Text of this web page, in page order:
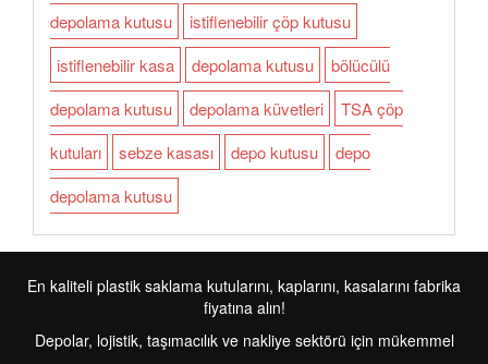
depolama kutusu
istiflenebilir çöp kutusu
istiflenebilir kasa
depolama kutusu
bölücülü
depolama kutusu
depolama küvetleri
TSA çöp
kutuları
sebze kasası depo kutusu
depo
depolama kutusu
En kaliteli plastik saklama kutularını, kaplarını, kasalarını fabrika
fiyatına alın!
Depolar, lojistik, taşımacılık ve nakliye sektörü için mükemmel